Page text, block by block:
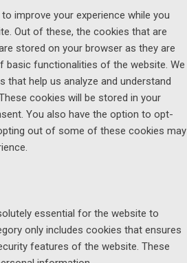
improve your experience while you
Out of these, the cookies that are
stored on your browser as they are
basic functionalities of the website. We
that help us analyze and understand
cookies will be stored in your
You also have the option to opt-
out of some of these cookies may
essential for the website to
only includes cookies that ensures
features of the website. These